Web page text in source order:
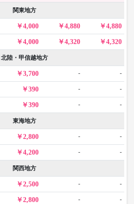
関東地方
4,000 4,880 4,880
4,000 4,320 4,320
北陸・甲信越地方
3,700 - -
390 - -
390 - -
東海地方
2,800 - -
4,200 - -
関西地方
2,500 - -
2,800 - -